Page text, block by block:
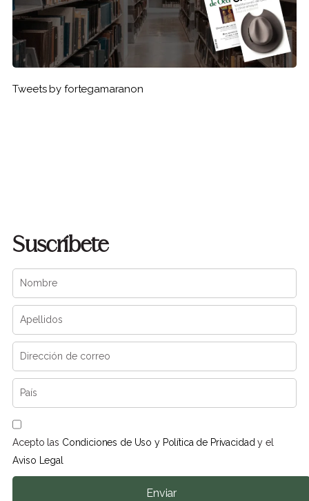
Tweets by fortegamaranon
Suscríbete
Acepto las Condiciones de Uso y Política de Privacidady el
Aviso Legal
Enviar